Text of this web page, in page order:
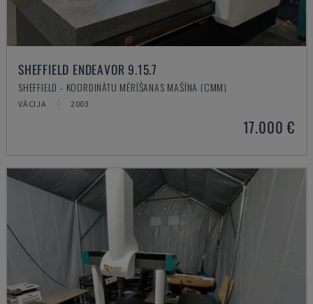
SHEFFIELD ENDEAVOR 9.15.7
SHEFFIELD - KOORDINĀTU MĒRĪŠANAS MAŠĪNA (CMM)
VĀCIJA 2003
17.000 €